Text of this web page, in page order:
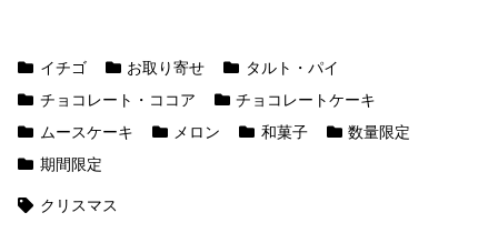
イチゴ お取り寄せ
タルト・パイ
チョコレート・ココア
チョコレートケーキ
ムースケーキ
メロン 和菓子
数量限定
期間限定
クリスマス